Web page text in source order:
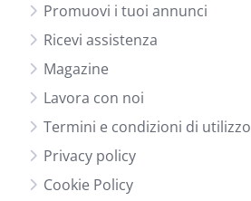
Promuovi i tuoi annunci
Ricevi assistenza
Magazine
Lavora con noi
Termini e condizioni di utilizzo
Privacy policy
Cookie Policy